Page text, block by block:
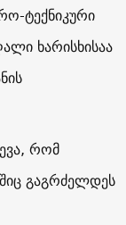
ტექნიკური
ხარისხისაა
რომ
გაგრძელდეს